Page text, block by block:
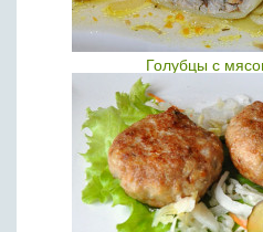
Голубцы с